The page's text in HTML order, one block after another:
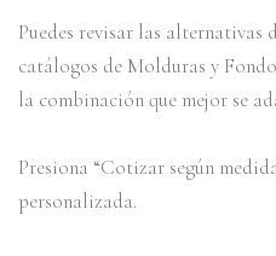
Puedes revisar las alternativas
catálogos de Molduras y
la combinación que mejor se
Presiona “Cotizar según
personalizada.